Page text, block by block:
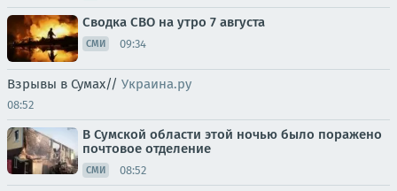
Сводка СВО на утро 7 августа
СМИ 09:34
Взрывы в Сумах// Украина.ру
08:52
В Сумской области этой ночью было поражено
почтовое отделение
СМИ 08:52